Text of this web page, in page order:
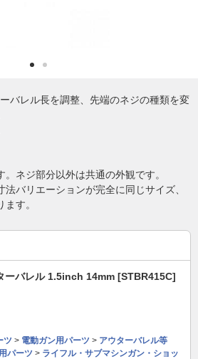
バレル長を調整、先端のネジの種類を変
ネジ部分以外は共通の外観です。
バリエーションが完全に同じサイズ、
す。
ーバレル 1.5inch 14mm [STBR415C]
ツ > 電動ガン用パーツ > アウターバレル等
パーツ > ライフル・サブマシンガン・ショッ